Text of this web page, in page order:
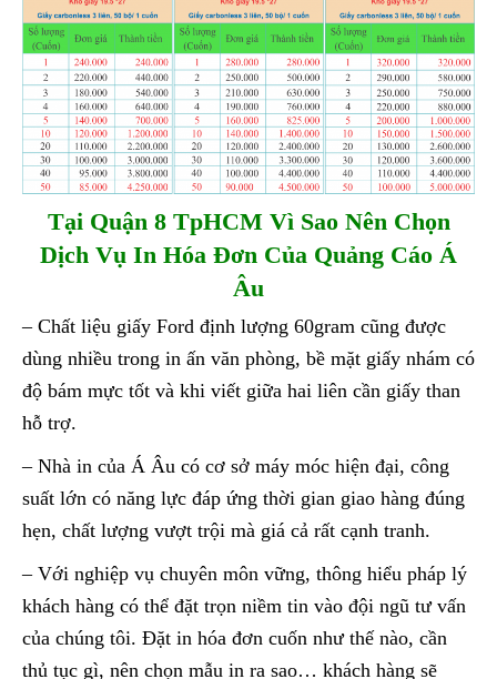
Tại Quận 8 TpHCM Vì Sao Nên Chọn
Dịch Vụ In Hóa Đơn Của Quảng Cáo Á
Âu
– Chất liệu giấy Ford định lượng 60gram cũng được
dùng nhiều trong in ấn văn phòng, bề mặt giấy nhám có
độ bám mực tốt và khi viết giữa hai liên cần giấy than
hỗ trợ.
– Nhà in của Á Âu có cơ sở máy móc hiện đại, công
suất lớn có năng lực đáp ứng thời gian giao hàng đúng
hẹn, chất lượng vượt trội mà giá cả rất cạnh tranh.
– Với nghiệp vụ chuyên môn vững, thông hiểu pháp lý
khách hàng có thể đặt trọn niềm tin vào đội ngũ tư vấn
của chúng tôi. Đặt in hóa đơn cuốn như thế nào, cần
thủ tục gì, nên chọn mẫu in ra sao… khách hàng sẽ